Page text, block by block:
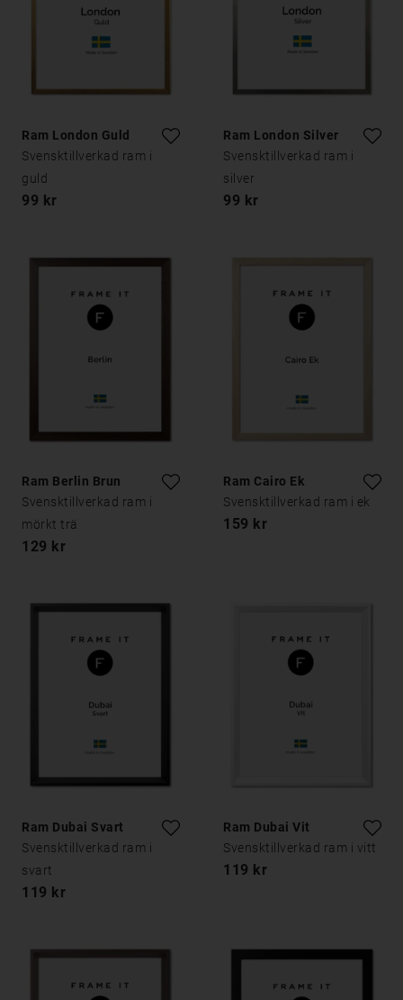
Ram London Guld
Svensktillverkad ram i
guld
99 kr
Ram London Silver
Svensktillverkad ram i
silver
99 kr
Ram Berlin Brun
Svensktillverkad ram i
mörkt trä
129 kr
Ram Cairo Ek
Svensktillverkad ram i ek
159 kr
Ram Dubai Svart
Svensktillverkad ram i
svart
119 kr
Ram Dubai Vit
Svensktillverkad ram i vitt
119 kr